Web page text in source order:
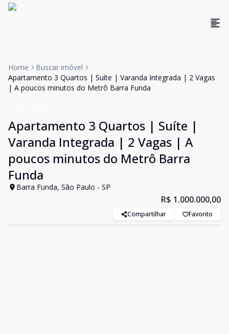
Home
Buscar imóvel
Apartamento 3 Quartos | Suíte | Varanda Integrada | 2 Vagas
| A poucos minutos do Metrô Barra Funda
Apartamento 3 Quartos | Suíte |
Varanda Integrada | 2 Vagas | A
poucos minutos do Metrô Barra
Funda
Barra Funda, São Paulo - SP
R$ 1.000.000,00
Compartilhar Favorito